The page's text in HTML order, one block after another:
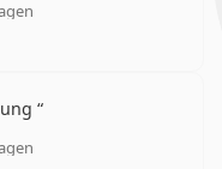
aus 5